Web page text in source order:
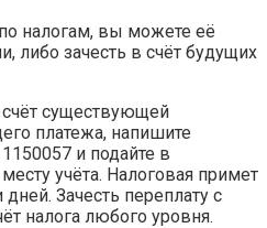
налогам, вы можете её
либо зачесть в счёт будущих
существующей
платежа, напишите
и подайте в
учёта. Налоговая примет
Зачесть переплату с
налога любого уровня.